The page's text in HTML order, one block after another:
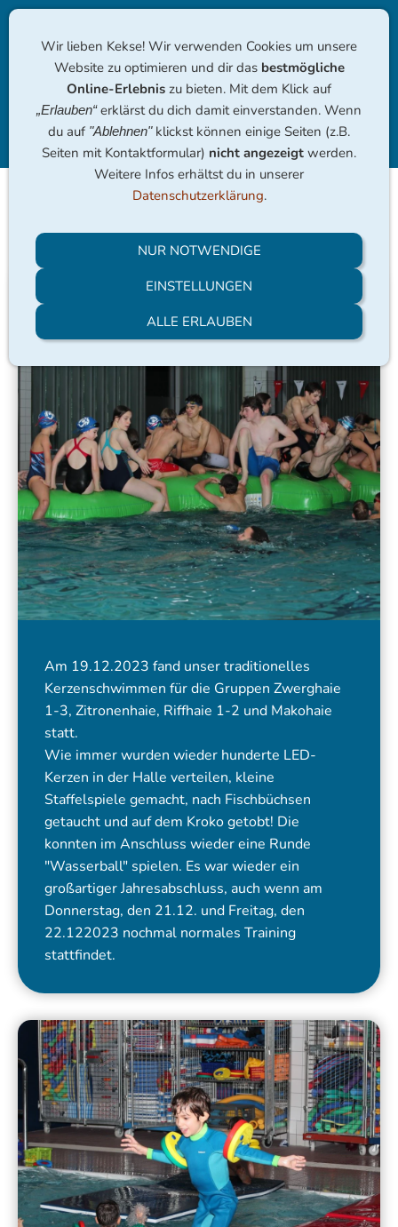
Navigation einblenden
19.12. Kerzenschwimmen
Am 19.12.2023 fand unser traditionelles
Kerzenschwimmen für die Gruppen Zwerghaie
1-3, Zitronenhaie, Riffhaie 1-2 und Makohaie
statt.
Wie immer wurden wieder hunderte LED-
Kerzen in der Halle verteilen, kleine
Staffelspiele gemacht, nach Fischbüchsen
getaucht und auf dem Kroko getobt! Die
konnten im Anschluss wieder eine Runde
"Wasserball" spielen. Es war wieder ein
großartiger Jahresabschluss, auch wenn am
Donnerstag, den 21.12. und Freitag, den
22.122023 nochmal normales Training
stattfindet.
Wir lieben Kekse! Wir verwenden Cookies um unsere
Website zu optimieren und dir das bestmögliche
Online-Erlebnis zu bieten. Mit dem Klick auf
„Erlauben“erklärst du dich damit einverstanden. Wenn
du auf "Ablehnen" klickst können einige Seiten (z.B.
Seiten mit Kontaktformular) nicht angezeigt werden.
Weitere Infos erhältst du in unserer
Datenschutzerklärung.
NUR NOTWENDIGE
EINSTELLUNGEN
ALLE ERLAUBEN